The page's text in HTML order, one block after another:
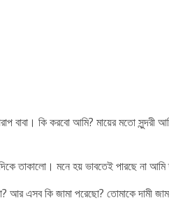
বাবা। কি করবো আমি? মায়ের মতো সুন্দরী
তাকালো। মনে হয় ভাবতেই পারছে না আমি
আর এসব কি জামা পরেছো? তোমাকে দামী